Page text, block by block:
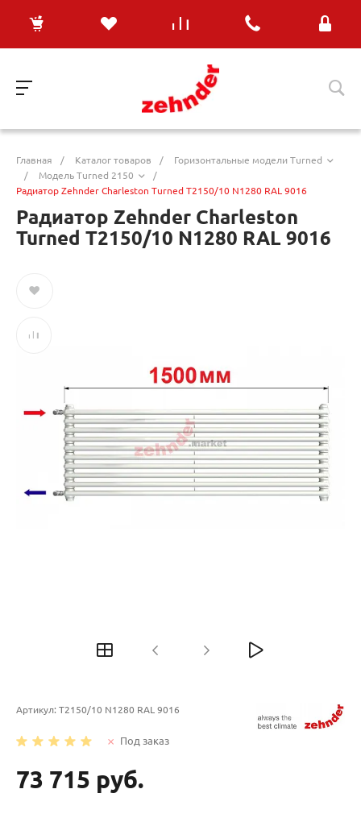
Главная / Каталог товаров /
Горизонтальные модели Turned
/
Модель Turned 2150
/
Радиатор Zehnder Charleston Turned T2150/10 N1280 RAL 9016
Радиатор Zehnder Charleston
Turned T2150/10 N1280 RAL 9016
Артикул: T2150/10 N1280 RAL 9016
Под заказ
73 715 руб.